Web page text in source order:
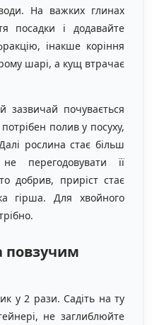
На важких глинах
посадки і додавайте
інакше коріння
шарі, а кущ втрачає
зазвичай почувається
полив у посуху,
рослина стає більш
перегодовувати її
добрив, приріст стає
гірша. Для хвойного
повзучим
у 2 рази. Садіть на ту
не заглиблюйте